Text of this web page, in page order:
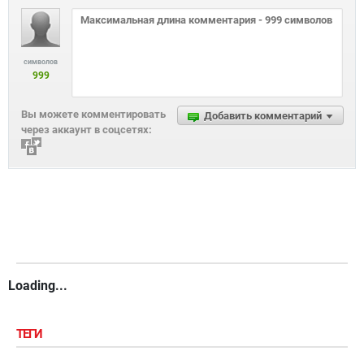
символов
999
Добавить комментарий
Вы можете комментировать
через аккаунт в соцсетях:
Loading...
ТЕГИ